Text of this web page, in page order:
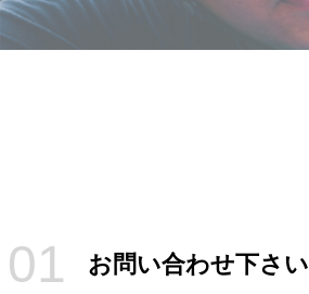
01 お問い合わせ下さい